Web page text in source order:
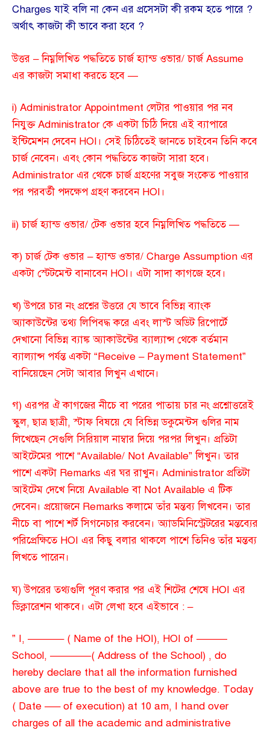
Charges যাই বলি না কেন এর প্রসেসটা কী রকম হতে পারে ?
অর্থাৎ কাজটা কী ভাবে করা হবে ?
উত্তর – নিম্নলিখিত পদ্ধতিতে চার্জ হ্যান্ড ওভার/ চার্জ Assume
এর কাজটা সমাধা করতে হবে —
i) Administrator Appointment লেটার পাওয়ার পর নব
নিযুক্ত Administrator কে একটা চিঠি দিয়ে এই ব্যাপারে
ইন্টিমেশন দেবেন HOI। সেই চিঠিতেই জানতে চাইবেন তিনি কবে
চার্জ নেবেন। এবং কোন পদ্ধতিতে কাজটা সারা হবে।
Administrator এর থেকে চার্জ গ্রহণের সবুজ সংকেত পাওয়ার
পর পরবর্তী পদক্ষেপ গ্রহণ করবেন HOI।
ii) চার্জ হ্যান্ড ওভার/ টেক ওভার হবে নিম্নলিখিত পদ্ধতিতে —
ক) চার্জ টেক ওভার – হ্যান্ড ওভার/ Charge Assumption এর
একটা স্টেটমেন্ট বানাবেন HOI। এটা সাদা কাগজে হবে।
খ) উপরে চার নং প্রশ্নের উত্তরে যে ভাবে বিভিন্ন ব্যাংক
অ্যাকাউন্টের তথ্য লিপিবদ্ধ করে এবং লাস্ট অডিট রিপোর্টে
দেখানো বিভিন্ন ব্যাঙ্ক অ্যাকাউন্টের ব্যাল্যান্স থেকে বর্তমান
ব্যাল্যান্স পর্যন্ত একটা “Receive – Payment Statement”
বানিয়েছেন সেটা আবার লিখুন এখানে।
গ) এরপর ঐ কাগজের নীচে বা পরের পাতায় চার নং প্রশ্নোত্তরেই
স্কুল, ছাত্র ছাত্রী, স্টাফ বিষয়ে যে বিভিন্ন ডকুমেন্টস গুলির নাম
লিখেছেন সেগুলি সিরিয়াল নাম্বার দিয়ে পরপর লিখুন। প্রতিটা
আইটেমের পাশে “Available/ Not Available” লিখুন। তার
পাশে একটা Remarks এর ঘর রাখুন। Administrator প্রতিটা
আইটেম দেখে নিয়ে Available বা Not Available এ টিক
দেবেন। প্রয়োজনে Remarks কলামে তাঁর মন্তব্য লিখবেন। তার
নীচে বা পাশে শর্ট সিগনেচার করবেন। অ্যাডমিনিস্ট্রেটরের মন্তব্যের
পরিপ্রেক্ষিতে HOI এর কিছু বলার থাকলে পাশে তিনিও তাঁর মন্তব্য
লিখতে পারেন।
ঘ) উপরের তথ্যগুলি পূরণ করার পর এই শিটের শেষে HOI এর
ডিক্লারেশন থাকবে। এটা লেখা হবে এইভাবে : –
” I, ———– ( Name of the HOI), HOI of ———
School, ————( Address of the School) , do
hereby declare that all the information furnished
above are true to the best of my knowledge. Today
( Date —– of execution) at 10 am, I hand over
charges of all the academic and administrative